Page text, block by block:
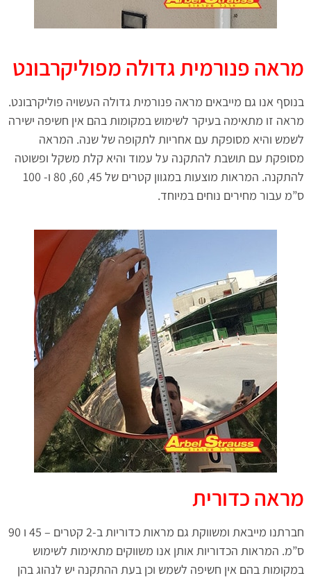
מראה פנורמית גדולה מפוליקרבונט
בנוסף אנו גם מייבאים מראה פנורמית גדולה העשויה פוליקרבונט.
מראה זו מתאימה בעיקר לשימוש במקומות בהם אין חשיפה ישירה
לשמש והיא מסופקת עם אחריות לתקופה של שנה. המראה
מסופקת עם תושבת להתקנה על עמוד והיא קלת משקל ופשוטה
להתקנה. המראות מוצעות במגוון קטרים של 45, 60, 80 ו- 100
ס”מ עבור מחירים נוחים במיוחד.
מראה כדורית
חברתנו מייבאת ומשווקת גם מראות כדוריות ב-2 קטרים – 45 ו 90
ס”מ. המראות הכדוריות אותן אנו משווקים מתאימות לשימוש
במקומות בהם אין חשיפה לשמש וכן בעת ההתקנה יש לנהוג בהן